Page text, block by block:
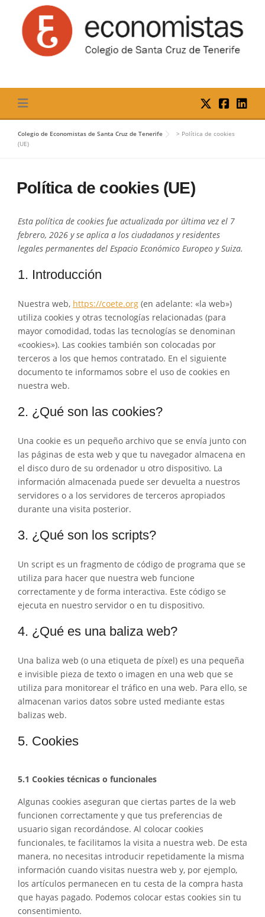
content
Colegio de Economistas de Santa Cruz de Tenerife > Política de cookies
(UE)
Política de cookies (UE)
Esta política de cookies fue actualizada por última vez el 7
febrero, 2026 y se aplica a los ciudadanos y residentes
legales permanentes del Espacio Económico Europeo y Suiza.
1. Introducción
Nuestra web, https://coete.org (en adelante: «la web»)
utiliza cookies y otras tecnologías relacionadas (para
mayor comodidad, todas las tecnologías se denominan
«cookies»). Las cookies también son colocadas por
terceros a los que hemos contratado. En el siguiente
documento te informamos sobre el uso de cookies en
nuestra web.
2. ¿Qué son las cookies?
Una cookie es un pequeño archivo que se envía junto con
las páginas de esta web y que tu navegador almacena en
el disco duro de su ordenador u otro dispositivo. La
información almacenada puede ser devuelta a nuestros
servidores o a los servidores de terceros apropiados
durante una visita posterior.
3. ¿Qué son los scripts?
Un script es un fragmento de código de programa que se
utiliza para hacer que nuestra web funcione
correctamente y de forma interactiva. Este código se
ejecuta en nuestro servidor o en tu dispositivo.
4. ¿Qué es una baliza web?
Una baliza web (o una etiqueta de píxel) es una pequeña
e invisible pieza de texto o imagen en una web que se
utiliza para monitorear el tráfico en una web. Para ello, se
almacenan varios datos sobre usted mediante estas
balizas web.
5. Cookies
5.1 Cookies técnicas o funcionales
Algunas cookies aseguran que ciertas partes de la web
funcionen correctamente y que tus preferencias de
usuario sigan recordándose. Al colocar cookies
funcionales, te facilitamos la visita a nuestra web. De esta
manera, no necesitas introducir repetidamente la misma
información cuando visitas nuestra web y, por ejemplo,
los artículos permanecen en tu cesta de la compra hasta
que hayas pagado. Podemos colocar estas cookies sin tu
consentimiento.